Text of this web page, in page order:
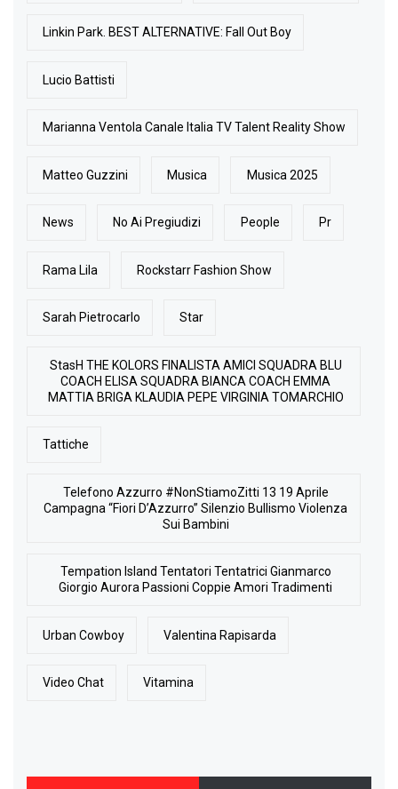
Linkin Park. BEST ALTERNATIVE: Fall Out Boy
Lucio Battisti
Marianna Ventola Canale Italia TV Talent Reality Show
Matteo Guzzini Musica Musica 2025
News No Ai Pregiudizi People Pr
Rama Lila Rockstarr Fashion Show
Sarah Pietrocarlo Star
StasH THE KOLORS FINALISTA AMICI SQUADRA BLU
COACH ELISA SQUADRA BIANCA COACH EMMA
MATTIA BRIGA KLAUDIA PEPE VIRGINIA TOMARCHIO
Tattiche
Telefono Azzurro #NonStiamoZitti 13 19 Aprile
Campagna “Fiori D’Azzurro” Silenzio Bullismo Violenza
Sui Bambini
Tempation Island Tentatori Tentatrici Gianmarco
Giorgio Aurora Passioni Coppie Amori Tradimenti
Urban Cowboy Valentina Rapisarda
Video Chat Vitamina